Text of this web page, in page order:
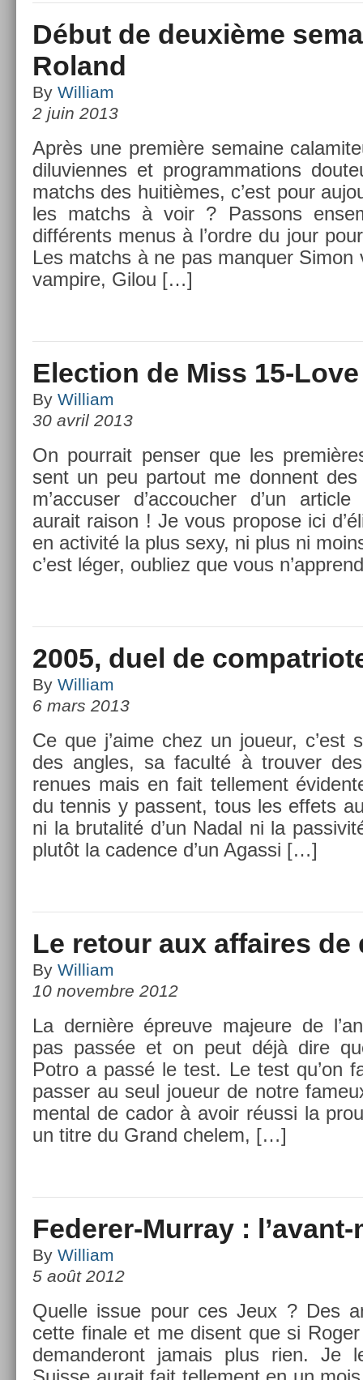
Début de deuxième
Roland
By William
2 juin 2013
Après une première semaine
di­luvien­nes et pro­gram­ma­tions
matchs des huitièmes, c’est pour
les matchs à voir ? Pas­sons
différents menus à l’ordre du jour
Les matchs à ne pas man­qu­er Simon
vam­pire, Gilou […]
Election de Miss 15-Love
By William
30 avril 2013
On pour­rait pens­er que les
sent un peu par­tout me don­nent
m’ac­cus­er d’ac­couch­er d’un
aurait raison ! Je vous pro­pose ici
en ac­tivité la plus sexy, ni plus ni
c’est léger, oub­liez que vous
2005, duel de
By William
6 mars 2013
Ce que j’aime chez un joueur, c’est
des an­gles, sa faculté à trouv­er
renues mais en fait tel­le­ment
du ten­nis y pas­sent, tous les ef­fets
ni la brutalité d’un Nadal ni la
plutôt la cad­ence d’un Agas­si […]
Le retour aux affaires de
By William
10 novembre 2012
La dernière épre­uve majeure de
pas passée et on peut déjà dire
Potro a passé le test. Le test qu’on
pass­er au seul joueur de notre
ment­al de cador à avoir réussi la
un titre du Grand chelem, […]
Federer-Murray :
By William
5 août 2012
Quel­le issue pour ces Jeux ? Des
cette fin­ale et me dis­ent que si
de­man­deront jamais plus rien. Je